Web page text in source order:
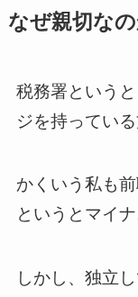
なぜ親切な
税務署という
ジを持ってい
かくいう私も
というとマイ
しかし、独立